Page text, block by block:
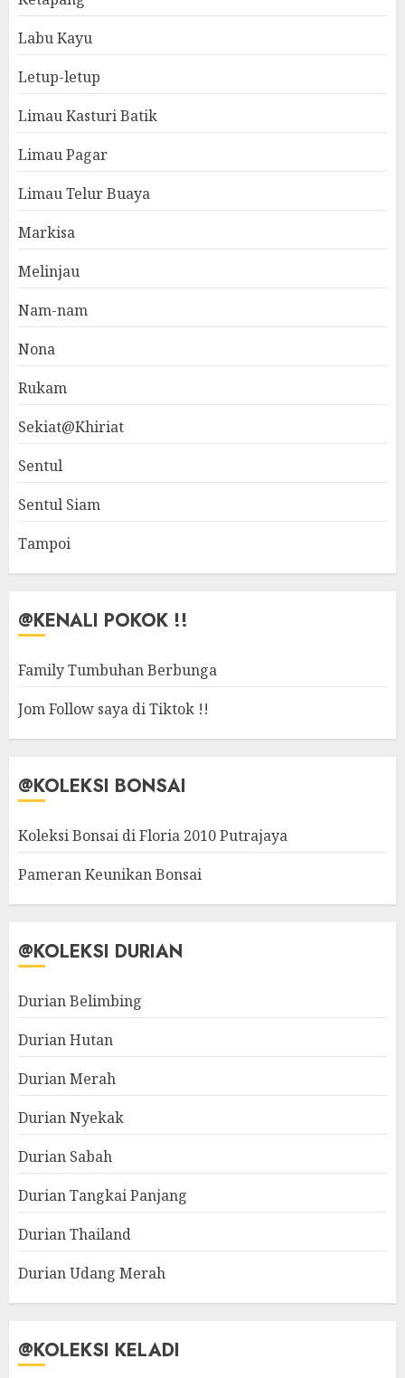
Labu Kayu
Letup-letup
Limau Kasturi Batik
Limau Pagar
Limau Telur Buaya
Markisa
Melinjau
Nam-nam
Nona
Rukam
Sekiat@Khiriat
Sentul
Sentul Siam
Tampoi
@KENALI POKOK !!
Family Tumbuhan Berbunga
Jom Follow saya di Tiktok !!
@KOLEKSI BONSAI
Koleksi Bonsai di Floria 2010 Putrajaya
Pameran Keunikan Bonsai
@KOLEKSI DURIAN
Durian Belimbing
Durian Hutan
Durian Merah
Durian Nyekak
Durian Sabah
Durian Tangkai Panjang
Durian Thailand
Durian Udang Merah
@KOLEKSI KELADI